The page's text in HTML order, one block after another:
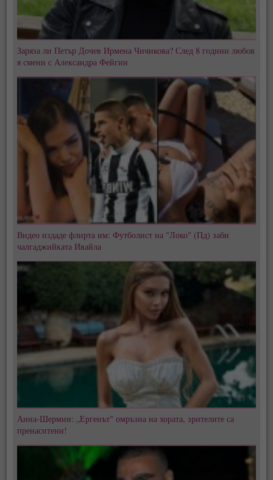
Заряза ли Петър Дочев Ирмена Чичикова? След 8 години любов
я смени с Александра Фейгин
Видео издаде флирта им: Футболист на "Локо" (Пд) заби
чалгаджийката Ивайла
Анна-Шермин: „Ергенът" омръзна на хората, зрителите са
пренаситени!